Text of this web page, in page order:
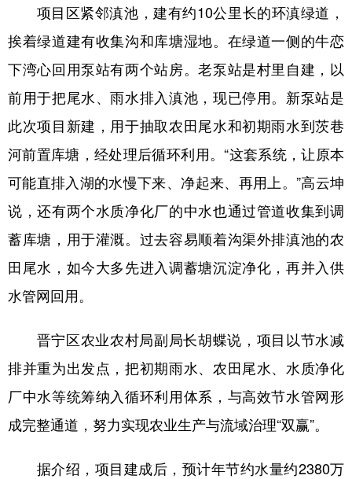
项目区紧邻滇池，建有约10公里长的环滇绿道，
挨着绿道建有收集沟和库塘湿地。在绿道一侧的牛恋
下湾心回用泵站有两个站房。老泵站是村里自建，以
前用于把尾水、雨水排入滇池，现已停用。新泵站是
此次项目新建，用于抽取农田尾水和初期雨水到茨巷
河前置库塘，经处理后循环利用。“这套系统，让原本
可能直排入湖的水慢下来、净起来、再用上。”高云坤
说，还有两个水质净化厂的中水也通过管道收集到调
蓄库塘，用于灌溉。过去容易顺着沟渠外排滇池的农
田尾水，如今大多先进入调蓄塘沉淀净化，再并入供
水管网回用。
晋宁区农业农村局副局长胡蝶说，项目以节水减
排并重为出发点，把初期雨水、农田尾水、水质净化
厂中水等统筹纳入循环利用体系，与高效节水管网形
成完整通道，努力实现农业生产与流域治理“双赢”。
据介绍，项目建成后，预计年节约水量约2380万